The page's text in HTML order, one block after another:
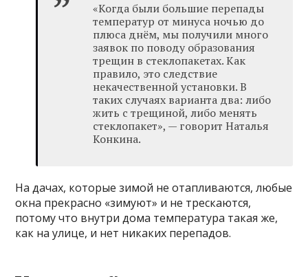
«Когда были большие перепады
температур от минуса ночью до
плюса днём, мы получили много
заявок по поводу образования
трещин в стеклопакетах. Как
правило, это следствие
некачественной установки. В
таких случаях варианта два: либо
жить с трещиной, либо менять
стеклопакет», — говорит Наталья
Конкина.
На дачах, которые зимой не отапливаются, любые
окна прекрасно «зимуют» и не трескаются,
потому что внутри дома температура такая же,
как на улице, и нет никаких перепадов.